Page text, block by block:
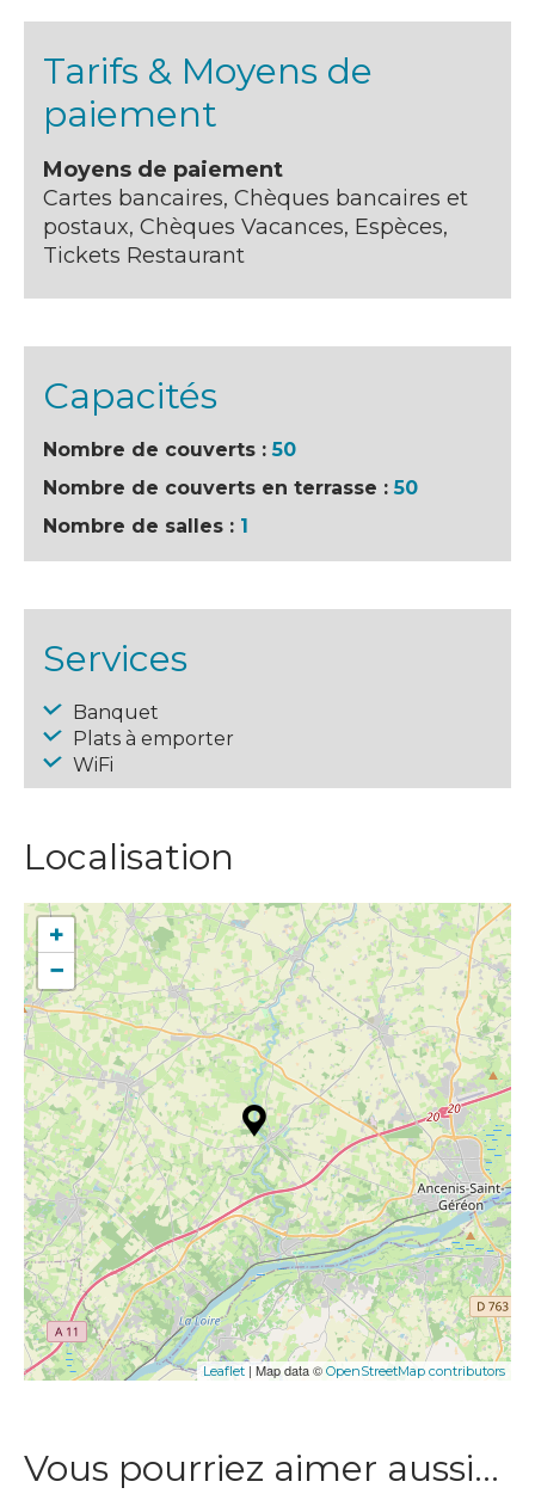
Tarifs & Moyens de
paiement
Moyens de paiement
Cartes bancaires, Chèques bancaires et
postaux, Chèques Vacances, Espèces,
Tickets Restaurant
Capacités
Nombre de couverts :50
Nombre de couverts en terrasse :50
Nombre de salles : 1
Services
Banquet
Plats à emporter
WiFi
Localisation
+
−
Leaflet | Map data © OpenStreetMap contributors
Vous pourriez aimer aussi…